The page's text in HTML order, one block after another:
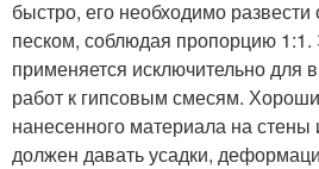
быстро, его необходимо
песком, соблюдая пропорцию 1:1.
применяется исключительно для
работ к гипсовым смесям.
нанесенного материала на стены
должен давать усадки,